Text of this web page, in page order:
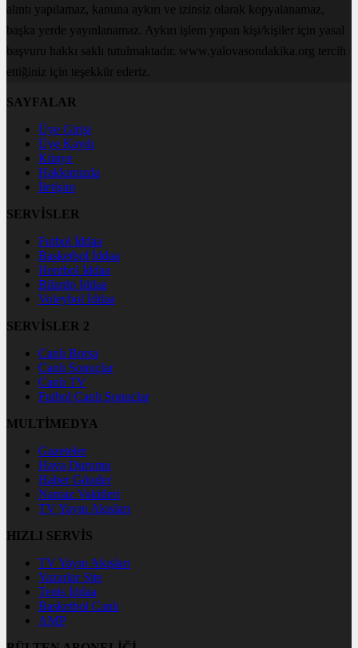
alıntı yapılamaz, kanuna aykırı ve izinsiz olarak kopyalanamaz,
başka yerde yayınlanamaz. Aykırı işlem yapan kişi/kişiler için yasal
başvuru hakkı saklı tutulmaktadır. www.yalovasondakika.org tercih
ettiğiniz için teşekkür ederiz.
SAYFALAR
Üye Girişi
Üye Kaydı
Künye
Hakkımızda
İletişim
SERVİSLER
Futbol İddaa
Basketbol İddaa
Hentbol İddaa
Bilardo İddaa
Voleybol İddaa
SERVİSLER 2
Canlı Borsa
Canlı Sonuçlar
Canlı TV
Futbol Canlı Sonuçlar
MULTİMEDYA
Gazeteler
Hava Durumu
Haber Gönder
Namaz Vakitleri
TV Yayın Akışları
HIZLI SERVİS
TV Yayın Akışları
Yazarlar Site
Tenis İddaa
Basketbol Canlı
AMP